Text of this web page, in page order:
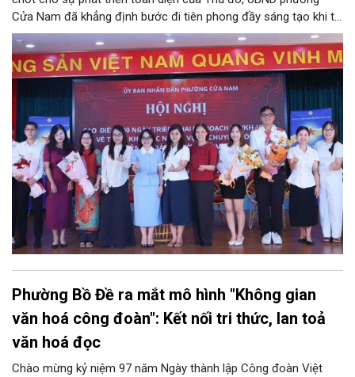
Cửa Nam đã khẳng định bước đi tiên phong đầy sáng tạo khi tổ
chức phiên livestream đặc biệt với chủ đề: “MEGALIVE -
Phường Cửa Nam – Khám phá di sản, kết nối văn hóa”. Sự kiện
diễn ra ngày 31/7 do phường Cửa Nam tổ chức đã thu hút sự
quan tâm đông đảo của hàng ngàn cán bộ, đảng viên, người
dân trên kênh TikTok chính thức của UBND phường Cửa Nam và
các kênh của đơn vị đồng hành.
Phường Bồ Đề ra mắt mô hình "Không gian
văn hoá công đoàn": Kết nối tri thức, lan toả
văn hoá đọc
Chào mừng kỷ niệm 97 năm Ngày thành lập Công đoàn Việt